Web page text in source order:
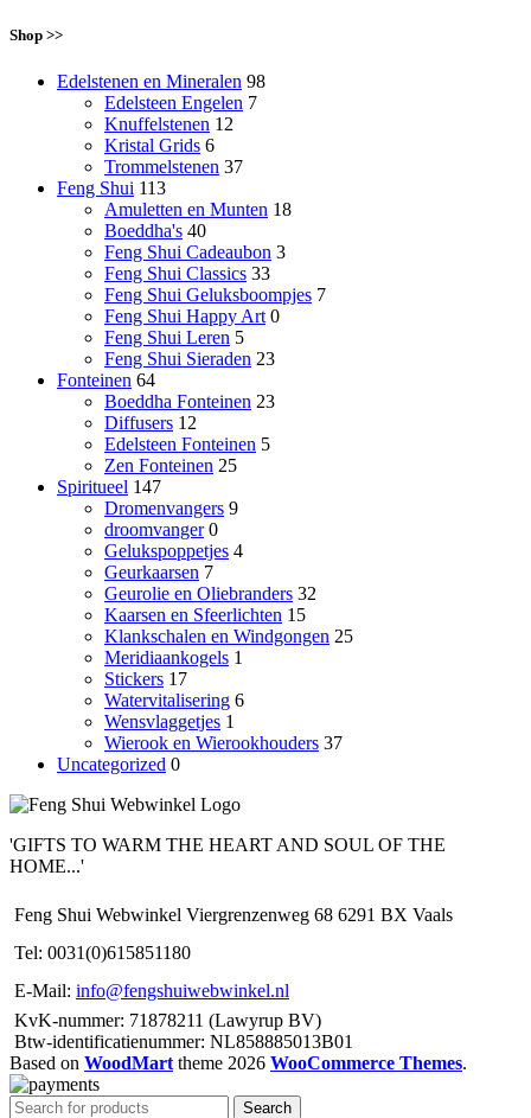
Shop >>
Edelstenen en Mineralen 98
Edelsteen Engelen 7
Knuffelstenen 12
Kristal Grids 6
Trommelstenen 37
Feng Shui 113
Amuletten en Munten 18
Boeddha's 40
Feng Shui Cadeaubon 3
Feng Shui Classics 33
Feng Shui Geluksboompjes 7
Feng Shui Happy Art 0
Feng Shui Leren 5
Feng Shui Sieraden 23
Fonteinen 64
Boeddha Fonteinen 23
Diffusers 12
Edelsteen Fonteinen 5
Zen Fonteinen 25
Spiritueel 147
Dromenvangers 9
droomvanger 0
Gelukspoppetjes 4
Geurkaarsen 7
Geurolie en Oliebranders 32
Kaarsen en Sfeerlichten 15
Klankschalen en Windgongen 25
Meridiaankogels 1
Stickers 17
Watervitalisering 6
Wensvlaggetjes 1
Wierook en Wierookhouders 37
Uncategorized 0
'GIFTS TO WARM THE HEART AND SOUL OF THE
HOME...'
Feng Shui Webwinkel Viergrenzenweg 68 6291 BX Vaals
Tel: 0031(0)615851180
E-Mail: info@fengshuiwebwinkel.nl
KvK-nummer: 71878211 (Lawyrup BV)
Btw-identificatienummer: NL858885013B01
Based on WoodMart theme 2026 WooCommerce Themes.
Search